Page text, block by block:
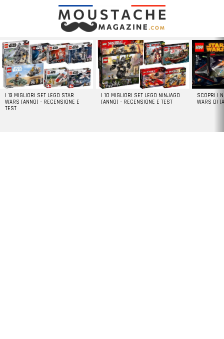
LATEST
STORIES
I 13 MIGLIORI SET LEGO STAR
WARS [ANNO] – RECENSIONE E
TEST
I 10 MIGLIORI SET LEGO NINJAGO
[ANNO] – RECENSIONE E TEST
SCOPRI I
WARS DI